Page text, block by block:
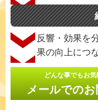
反響・効果を
果の向上につ
どんな事でもお
メールでの